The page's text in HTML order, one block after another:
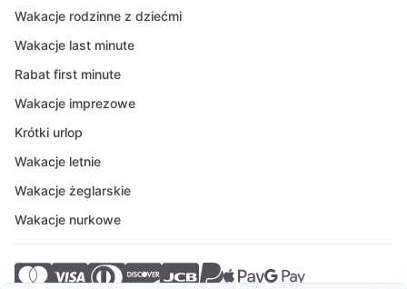
Wakacje rodzinne z dziećmi
Wakacje last minute
Rabat first minute
Wakacje imprezowe
Krótki urlop
Wakacje letnie
Wakacje żeglarskie
Wakacje nurkowe